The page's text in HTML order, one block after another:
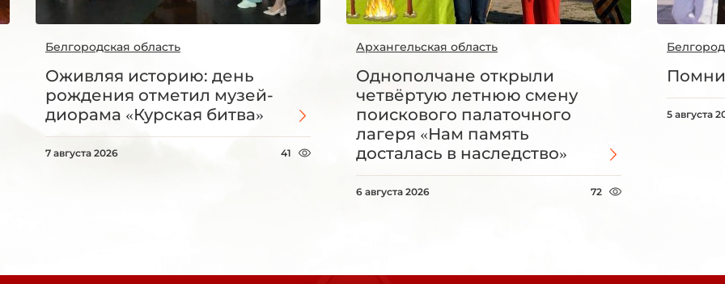
Белгородская область
Оживляя историю: день
рождения отметил музей-
диорама «Курская битва»
7 августа 2026 41
Архангельская область
Однополчане открыли
четвёртую летнюю смену
поискового палаточного
лагеря «Нам память
досталась в наследство»
6 августа 2026 72
5 августа